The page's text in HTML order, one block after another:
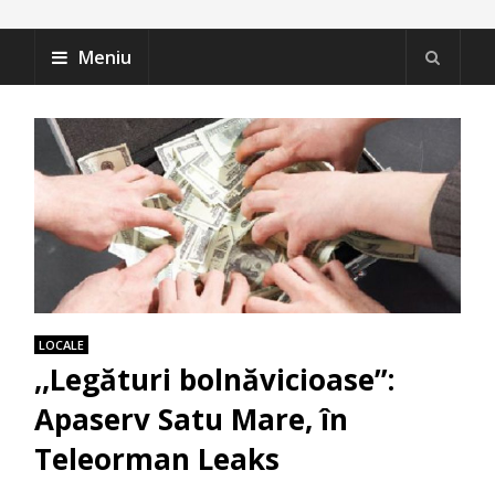
Meniu
LOCALE
,,Legături bolnăvicioase”:
Apaserv Satu Mare, în
Teleorman Leaks